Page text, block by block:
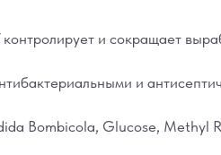
контролирует и сокращает
и
Bombicola, Glucose, Methyl